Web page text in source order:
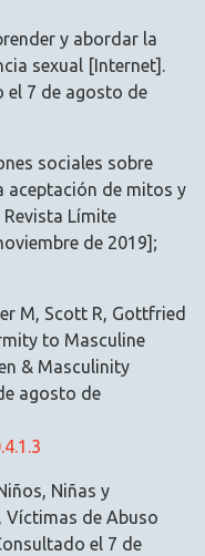
y abordar la
sexual [Internet].
el 7 de agosto de
sociales sobre
aceptación de mitos y
Límite
de 2019];
M, Scott R, Gottfried
to Masculine
& Masculinity
agosto de
Niñas y
Víctimas de Abuso
el 7 de